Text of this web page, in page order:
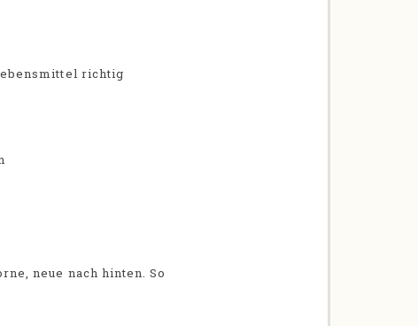
richtig
neue nach hinten. So